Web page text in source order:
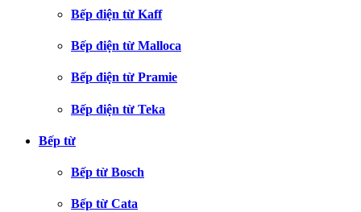
Bếp điện từ Kaff
Bếp điện từ Malloca
Bếp điện từ Pramie
Bếp điện từ Teka
Bếp từ
Bếp từ Bosch
Bếp từ Cata